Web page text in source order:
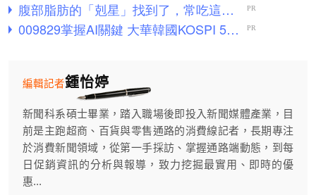
鍾怡婷
編輯記者
新聞科系碩士畢業，踏入職場後即投入新聞媒體產業，目
前是主跑超商、百貨與零售通路的消費線記者，長期專注
於消費新聞領域，從第一手採訪、掌握通路端動態，到每
日促銷資訊的分析與報導，致力挖掘最實用、即時的優
惠...